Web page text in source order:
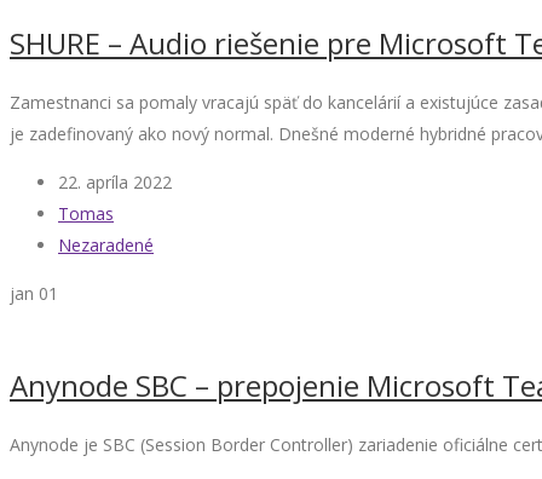
SHURE – Audio riešenie pre Microsoft
Zamestnanci sa pomaly vracajú späť do kancelárií a existujúce
je zadefinovaný ako nový normal. Dnešné moderné hybridné
22. apríla 2022
Tomas
Nezaradené
jan 01
Anynode SBC – prepojenie Microsoft
Anynode je SBC (Session Border Controller) zariadenie oficiálne